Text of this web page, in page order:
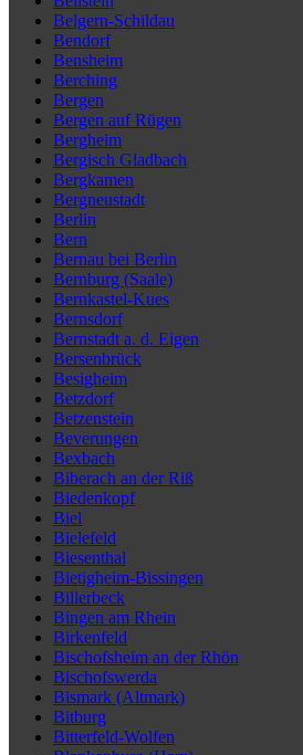
Belgern-Schildau
Bendorf
Bensheim
Berching
Bergen
Bergen auf Rügen
Bergheim
Bergisch Gladbach
Bergkamen
Bergneustadt
Berlin
Bern
Bernau bei Berlin
Bernburg (Saale)
Bernkastel-Kues
Bernsdorf
Bernstadt a. d. Eigen
Bersenbrück
Besigheim
Betzdorf
Betzenstein
Beverungen
Bexbach
Biberach an der Riß
Biedenkopf
Biel
Bielefeld
Biesenthal
Bietigheim-Bissingen
Billerbeck
Bingen am Rhein
Birkenfeld
Bischofsheim an der Rhön
Bischofswerda
Bismark (Altmark)
Bitburg
Bitterfeld-Wolfen